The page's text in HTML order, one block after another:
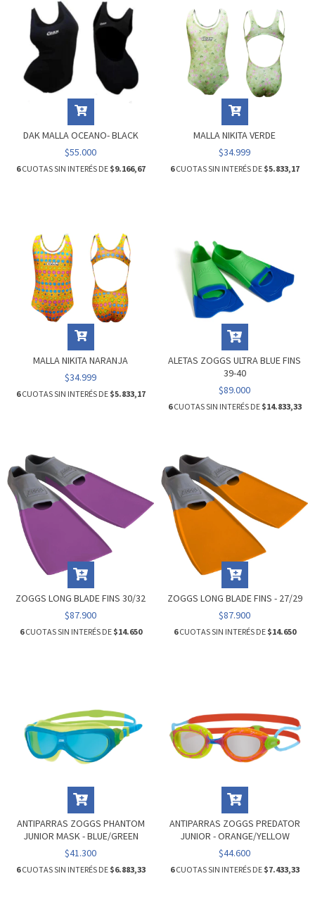
DAK MALLA OCEANO- BLACK
$55.000
6CUOTAS SIN INTERÉS DE $9.166,67
MALLA NIKITA VERDE
$34.999
6CUOTAS SIN INTERÉS DE $5.833,17
MALLA NIKITA NARANJA
$34.999
6CUOTAS SIN INTERÉS DE $5.833,17
ALETAS ZOGGS ULTRA BLUE FINS
39-40
$89.000
6CUOTAS SIN INTERÉS DE $14.833,33
ZOGGS LONG BLADE FINS 30/32
$87.900
6CUOTAS SIN INTERÉS DE $14.650
ZOGGS LONG BLADE FINS - 27/29
$87.900
6CUOTAS SIN INTERÉS DE $14.650
ANTIPARRAS ZOGGS PHANTOM
JUNIOR MASK - BLUE/GREEN
$41.300
6CUOTAS SIN INTERÉS DE $6.883,33
ANTIPARRAS ZOGGS PREDATOR
JUNIOR - ORANGE/YELLOW
$44.600
6CUOTAS SIN INTERÉS DE $7.433,33